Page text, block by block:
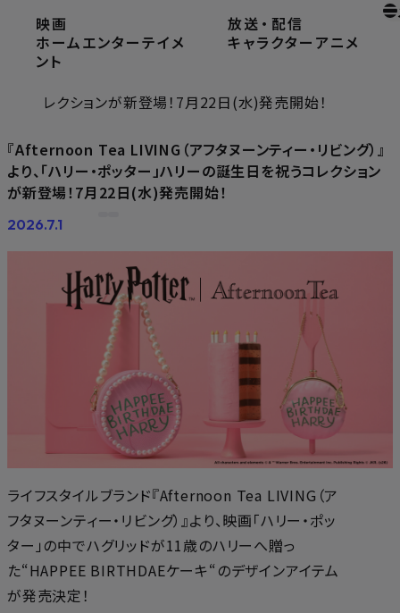
映画
ホームエンターテイメ
ント
放送 ・ 配信
キャラクター アニメ
ホーム
『Afternoon Tea LIVING（アフタヌーンティー・リビン
レクションが新登場！7月22日(水)発売開始！
『Afternoon Tea LIVING（アフタヌーンティー・リビング）』
より、「ハリー・ポッター」ハリーの誕生日を祝うコレクション
が新登場！7月22日(水)発売開始！
2026.7.1
ライフスタイルブランド『Afternoon Tea LIVING（ア
フタヌーンティー・リビング）』より、映画「ハリー・ポッ
ター」の中でハグリッドが11歳のハリーへ贈っ
た“HAPPEE BIRTHDAEケーキ“のデザインアイテム
が発売決定！